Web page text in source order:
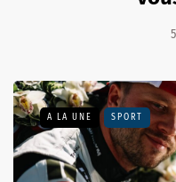
A LA UNE SPORT